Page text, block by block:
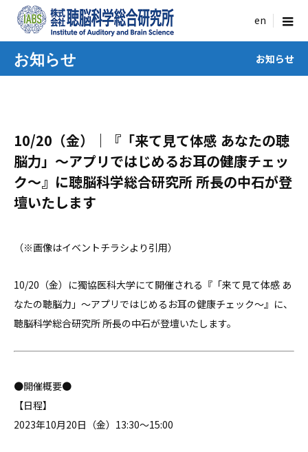
menu
お知らせ お知らせ
10/20（金）｜『「来て見て体感 あなたの聴
脳力」〜アプリではじめるお耳の健康チェッ
ク〜』に聴脳科学総合研究所 所長の中石が登
壇いたします
（※画像はイベントチラシより引用）
10/20（金）に獨協医科大学にて開催される『「来て見て体感 あ
なたの聴脳力」〜アプリではじめるお耳の健康チェック〜』に、
聴脳科学総合研究所 所長の中石が登壇いたします。
●開催概要●
【日程】
2023年10月20日（金）13:30〜15:00